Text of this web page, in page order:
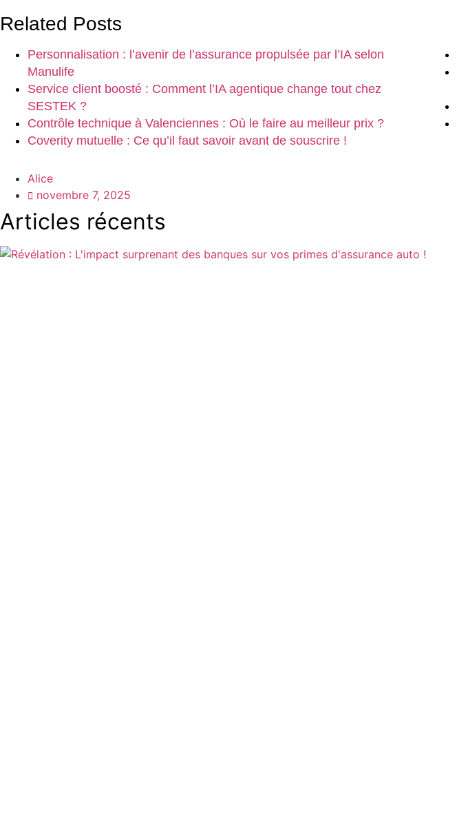
Related Posts
Personnalisation : l’avenir de l’assurance propulsée par l’IA selon
Manulife
Service client boosté : Comment l’IA agentique change tout chez
SESTEK ?
Contrôle technique à Valenciennes : Où le faire au meilleur prix ?
Coverity mutuelle : Ce qu’il faut savoir avant de souscrire !
Alice
novembre 7, 2025
Articles récents